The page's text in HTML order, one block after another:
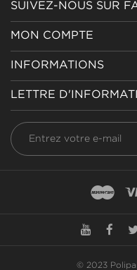
SUIVEZ-NOUS SUR
MON COMPTE
INFORMATIONS
LETTRE
© 2023